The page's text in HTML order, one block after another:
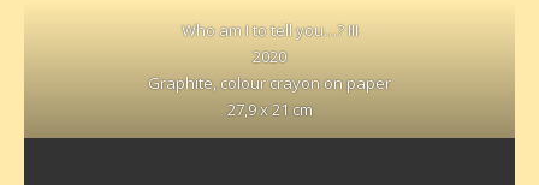
Who am I to tell you…? III
2020
Graphite, colour crayon on paper
27,9 x 21 cm